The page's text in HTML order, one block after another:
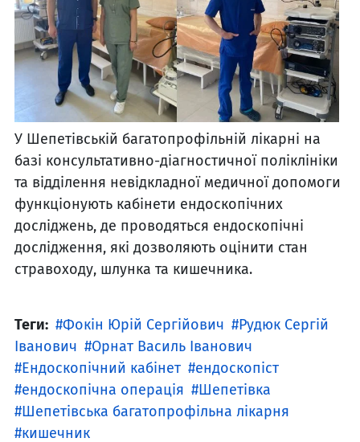
У Шепетівській багатопрофільній лікарні на
базі консультативно-діагностичної поліклініки
та відділення невідкладної медичної допомоги
функціонують кабінети ендоскопічних
досліджень, де проводяться ендоскопічні
дослідження, які дозволяють оцінити стан
стравоходу, шлунка та кишечника.
Теги: Фокін Юрій Сергійович
Рудюк Сергій
Іванович
Орнат Василь Іванович
Ендоскопічний кабінет
ендоскопіст
ендоскопічна операція
Шепетівка
Шепетівська багатопрофільна лікарня
кишечник